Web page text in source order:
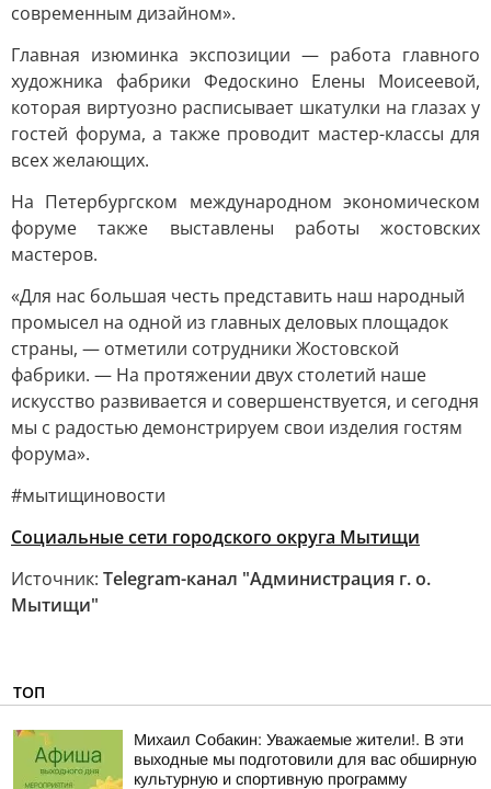
современным дизайном».
Главная изюминка экспозиции — работа главного
художника фабрики Федоскино Елены Моисеевой,
которая виртуозно расписывает шкатулки на глазах у
гостей форума, а также проводит мастер-классы для
всех желающих.
На Петербургском международном экономическом
форуме также выставлены работы жостовских
мастеров.
«Для нас большая честь представить наш народный
промысел на одной из главных деловых площадок
страны, — отметили сотрудники Жостовской
фабрики. — На протяжении двух столетий наше
искусство развивается и совершенствуется, и сегодня
мы с радостью демонстрируем свои изделия гостям
форума».
#мытищиновости
Социальные сети городского округа Мытищи
Источник: Telegram-канал "Администрация г. о.
Мытищи"
ТОП
Михаил Собакин: Уважаемые жители!. В эти
выходные мы подготовили для вас обширную
культурную и спортивную программу